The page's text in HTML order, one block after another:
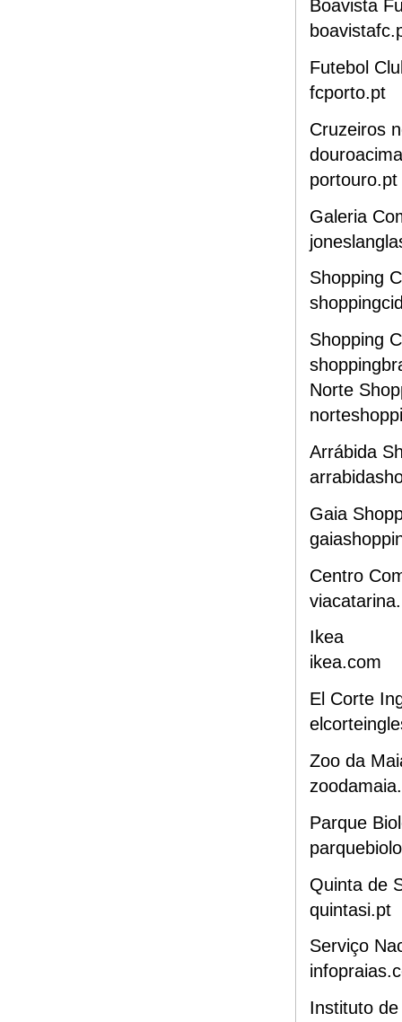
Boavista
Futebol
fcporto.pt
Cruzeiros
portouro.pt
Galeria
Shopping
Shopping
Norte
Arrábida
Gaia
Centro
Ikea
ikea.com
El Corte
Zoo da
Parque
Quinta de
quintasi.pt
Serviço
Instituto